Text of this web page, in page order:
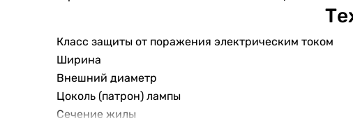
Класс защиты от поражения электрическим током
Ширина
Внешний диаметр
Цоколь (патрон) лампы
Сечение жилы